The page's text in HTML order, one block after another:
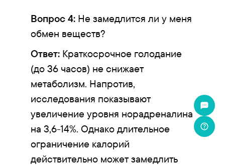
Вопрос 4:Не замедлится ли у меня
обмен веществ?
Ответ:Краткосрочное голодание
(до 36 часов) не снижает
метаболизм. Напротив,
исследования показывают
увеличение уровня норадреналина
на 3,6-14%. Однако длительное
ограничение калорий
действительно может замедлить